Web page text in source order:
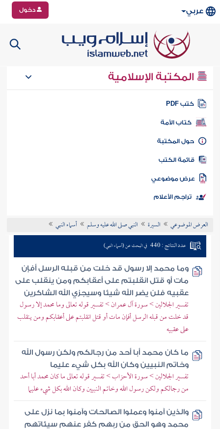
عربي دخول
المكتبة الإسلامية
كتب PDF
كتاب الأمة
المكتبة
الكتب
موضوعي
تراجم الأعلام
العرض الموضوعي السيرة النبي صلى الله عليه وسلم أسماء النبي
عدد النتائج : 440 في البحث عن (أسماء النبي)
وما محمد إلا رسول قد خلت من قبله الرسل أفإن
مات أو قتل انقلبتم على أعقابكم ومن ينقلب على
عقبيه فلن يضر الله شيئا وسيجزي الله الشاكرين
تفسير الجلالين > سورة آل عمران > تفسير قوله تعالى وما محمد إلا رسول
قد خلت من قبله الرسل أفإن مات أو قتل انقلبتم على أعقابكم ومن ينقلب
على عقبيه
ما كان محمد أبا أحد من رجالكم ولكن رسول الله
وخاتم النبيين وكان الله بكل شيء عليما
تفسير الجلالين > سورة الأحزاب > تفسير قوله تعالى ما كان محمد أبا أحد
من رجالكم ولكن رسول الله وخاتم النبيين وكان الله بكل شيء عليما
والذين آمنوا وعملوا الصالحات وآمنوا بما نزل على
محمد وهو الحق من ربهم كفر عنهم سيئاتهم